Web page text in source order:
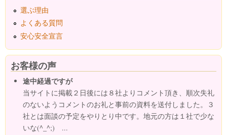
選ぶ理由
よくある質問
安心安全宣言
お客様の声
途中経過ですが
当サイトに掲載２日後には８社よりコメント頂き、順次失礼
のないようコメントのお礼と事前の資料を送付しました。３
社とは面談の予定をやりとり中です。地元の方は１社で少な
いな(^_^;) ...